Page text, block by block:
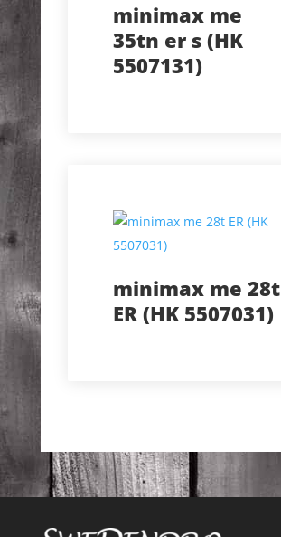
minimax me
35tn er s (HK
5507131)
minimax me 28t
ER (HK 5507031)